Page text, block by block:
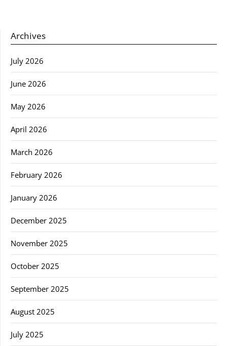
Archives
July 2026
June 2026
May 2026
April 2026
March 2026
February 2026
January 2026
December 2025
November 2025
October 2025
September 2025
August 2025
July 2025